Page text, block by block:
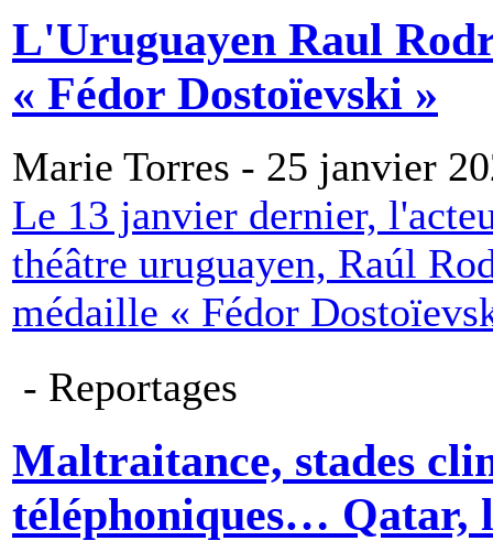
L'Uruguayen Raul
« Fédor Dostoïevski »
Marie Torres - 25 janvier
Le 13 janvier dernier,
théâtre uruguayen, Raúl
médaille « Fédor
- Reportages
Maltraitance, stades
téléphoniques… Qatar,